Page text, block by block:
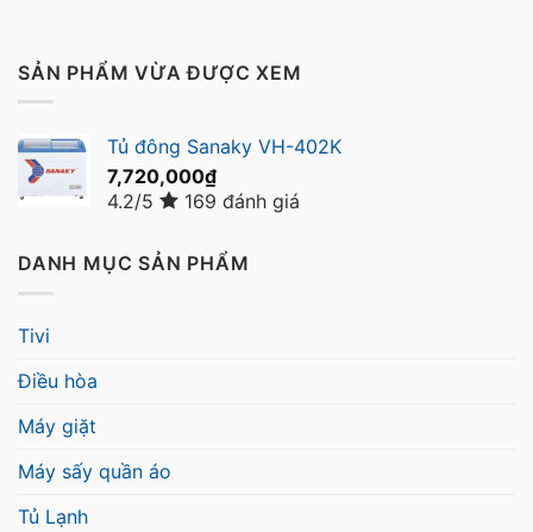
SẢN PHẨM VỪA ĐƯỢC XEM
Tủ đông Sanaky VH-402K
7,720,000₫
4.2/5
169 đánh giá
DANH MỤC SẢN PHẨM
Tivi
Điều hòa
Máy giặt
Máy sấy quần áo
Tủ Lạnh